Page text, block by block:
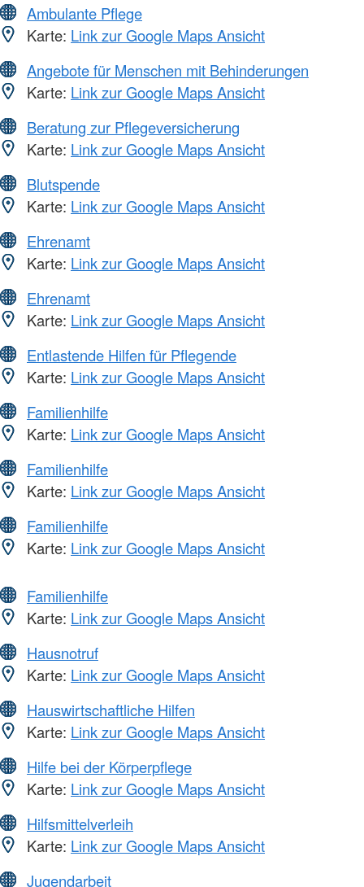
Ambulante Pflege
Karte: Link zur Google Maps Ansicht
Angebote für Menschen mit Behinderungen
Karte: Link zur Google Maps Ansicht
Beratung zur Pflegeversicherung
Karte: Link zur Google Maps Ansicht
Blutspende
Karte: Link zur Google Maps Ansicht
Ehrenamt
Karte: Link zur Google Maps Ansicht
Ehrenamt
Karte: Link zur Google Maps Ansicht
Entlastende Hilfen für Pflegende
Karte: Link zur Google Maps Ansicht
Familienhilfe
Karte: Link zur Google Maps Ansicht
Familienhilfe
Karte: Link zur Google Maps Ansicht
Familienhilfe
Karte: Link zur Google Maps Ansicht
Familienhilfe
Karte: Link zur Google Maps Ansicht
Hausnotruf
Karte: Link zur Google Maps Ansicht
Hauswirtschaftliche Hilfen
Karte: Link zur Google Maps Ansicht
Hilfe bei der Körperpflege
Karte: Link zur Google Maps Ansicht
Hilfsmittelverleih
Karte: Link zur Google Maps Ansicht
Jugendarbeit